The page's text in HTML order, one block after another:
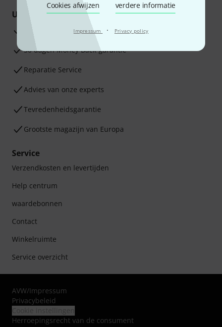
Cookies afwijzen verdere informatie
Impressum · Privacy policy
Uw voordelen
3 jaar Thomann garantie
30 dagen Money Back-garantie
Reparatie Service
Advies van onze experts
Tevredenheidsgarantie
Grootste magazijn van Europa
Service
Verzendkosten en levertijden
Help centrum
waardebonnen
Contact
Winkelruimte
Service overzicht
AVW/Impressum
Privacybeleid
Herroepingsrecht van de consument